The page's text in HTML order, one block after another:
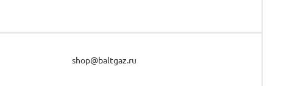
shop@baltgaz.ru